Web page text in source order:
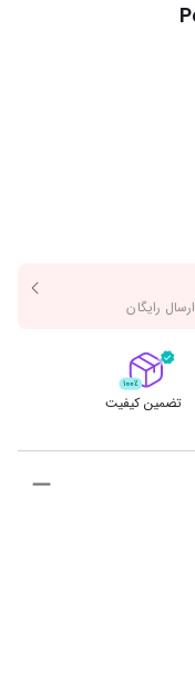
تضمین کیفیت